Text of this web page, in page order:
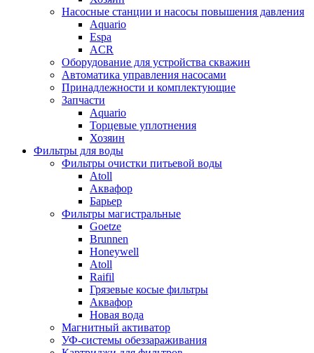
Насосные станции и насосы повышения давления
Aquario
Espa
ACR
Оборудование для устройства скважин
Автоматика управления насосами
Принадлежности и комплектующие
Запчасти
Aquario
Торцевые уплотнения
Хозяин
Фильтры для воды
Фильтры очистки питьевой воды
Atoll
Аквафор
Барьер
Фильтры магистральные
Goetze
Brunnen
Honeywell
Atoll
Raifil
Грязевые косые фильтры
Аквафор
Новая вода
Магнитный активатор
УФ-системы обеззараживания